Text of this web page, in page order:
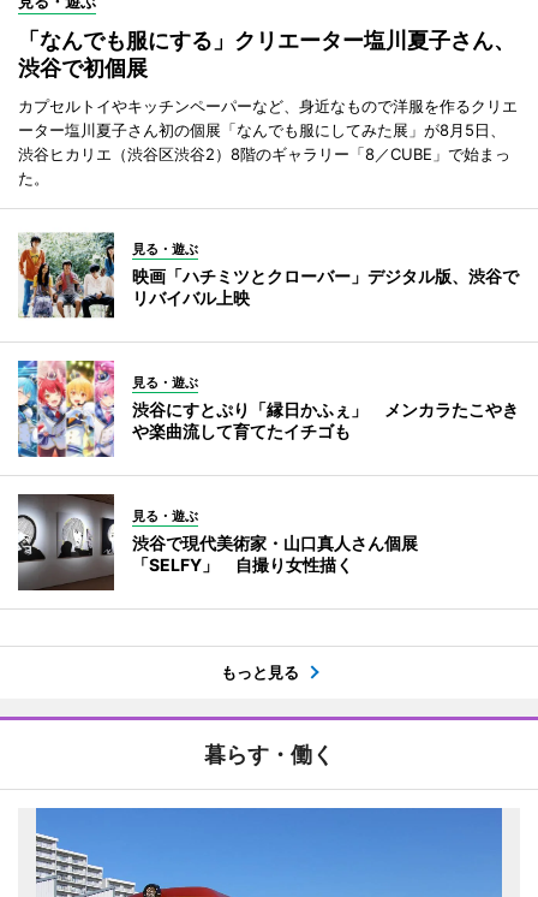
「なんでも服にする」クリエーター塩川夏子さん、
渋谷で初個展
カプセルトイやキッチンペーパーなど、身近なもので洋服を作るクリエ
ーター塩川夏子さん初の個展「なんでも服にしてみた展」が8月5日、
渋谷ヒカリエ（渋谷区渋谷2）8階のギャラリー「8／CUBE」で始まっ
た。
見る・遊ぶ
映画「ハチミツとクローバー」デジタル版、渋谷で
リバイバル上映
見る・遊ぶ
渋谷にすとぷり「縁日かふぇ」 メンカラたこやき
や楽曲流して育てたイチゴも
見る・遊ぶ
渋谷で現代美術家・山口真人さん個展
「SELFY」 自撮り女性描く
もっと見る
暮らす・働く